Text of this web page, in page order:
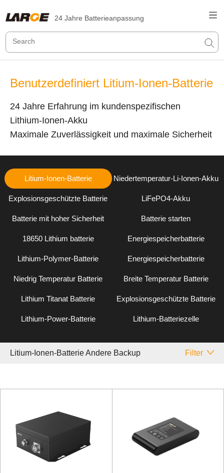
24 Jahre Batterieanpassung
Benutzerdefiniert Litium-Ionen-Batterie
24 Jahre Erfahrung im kundenspezifischen
Lithium-Ionen-Akku
Maximale Zuverlässigkeit und maximale Sicherheit
Litium-Ionen-Batterie Niedertemperatur-Li-Ionen-Akku
Explosionsgeschützte Batterie LiFePO4-Akku
Batterie mit hoher Sicherheit Batterie starten
18650 Lithium batterie Energiespeicherbatterie
Lithium-Polymer-Batterie Energiespeicherbatterie
Niedrig Temperatur Batterie Breite Temperatur Batterie
Lithium Titanat Batterie Explosionsgeschützte Batterie
Lithium-Power-Batterie Lithium-Batteriezelle
Litium-Ionen-Batterie Andere Backup Filter